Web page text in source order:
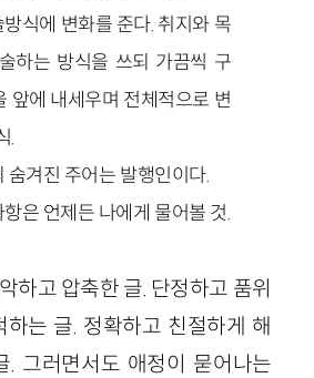
방식에 변화를 준다. 취지와 목
하는 방식을 쓰되 가끔씩 구
앞에 내세우며 전체적으로 변
.
숨겨진 주어는 발행인이다.
은 언제든 나에게 물어볼 것.
하고 압축한 글. 단정하고 품위
는 글. 정확하고 친절하게 해
. 그러면서도 애정이 묻어나는